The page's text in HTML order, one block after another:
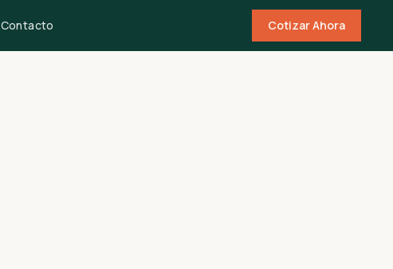
Contacto Cotizar Ahora